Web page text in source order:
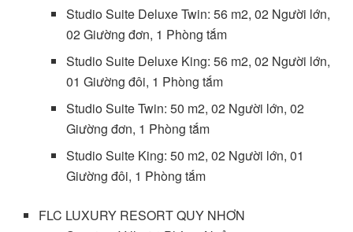
Studio Suite Deluxe Twin: 56 m2, 02 Người lớn,
02 Giường đơn, 1 Phòng tắm
Studio Suite Deluxe King: 56 m2, 02 Người lớn,
01 Giường đôi, 1 Phòng tắm
Studio Suite Twin: 50 m2, 02 Người lớn, 02
Giường đơn, 1 Phòng tắm
Studio Suite King: 50 m2, 02 Người lớn, 01
Giường đôi, 1 Phòng tắm
FLC LUXURY RESORT QUY NHƠN